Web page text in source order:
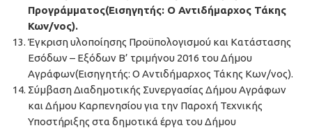
Προγράμματος(Εισηγητής: Ο Αντιδήμαρχος Τάκης
Κων/νος).
Έγκριση υλοποίησης Προϋπολογισμού και Κατάστασης
Εσόδων – Εξόδων Β’ τριμήνου 2016 του Δήμου
Αγράφων(Εισηγητής: Ο Αντιδήμαρχος Τάκης Κων/νος).
Σύμβαση Διαδημοτικής Συνεργασίας Δήμου Αγράφων
και Δήμου Καρπενησίου για την Παροχή Τεχνικής
Υποστήριξης στα δημοτικά έργα του Δήμου